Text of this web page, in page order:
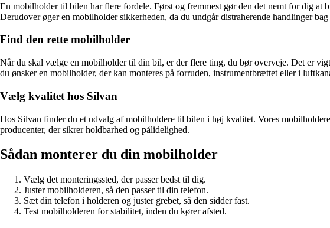
En mobilholder til bilen har flere fordele. Først og fremmest gør den det nemt for dig at
Derudover øger en mobilholder sikkerheden, da du undgår distraherende handlinger bag
Find den rette mobilholder
Når du skal vælge en mobilholder til din bil, er der flere ting, du bør overveje. Det er
du ønsker en mobilholder, der kan monteres på forruden, instrumentbrættet eller i
Vælg kvalitet hos Silvan
Hos Silvan finder du et udvalg af mobilholdere til bilen i høj kvalitet. Vores
producenter, der sikrer holdbarhed og pålidelighed.
Sådan monterer du din mobilholder
Vælg det monteringssted, der passer bedst til dig.
Juster mobilholderen, så den passer til din telefon.
Sæt din telefon i holderen og juster grebet, så den sidder fast.
Test mobilholderen for stabilitet, inden du kører afsted.